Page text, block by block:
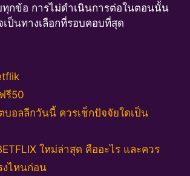
กข้อ การไม่ดำเนินการต่อในตอนนั้น
เป็นทางเลือกที่รอบคอบที่สุด
รี50
บอลลีกวันนี้ ควรเช็กปัจจัยใดเป็น
ใหม่ล่าสุด คืออะไร และควร
งไหนก่อน